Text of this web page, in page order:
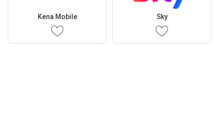
Kena Mobile Sky